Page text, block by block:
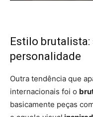
Estilo
personalidade
Outra tendência que
internacionais foi o
basicamente peças